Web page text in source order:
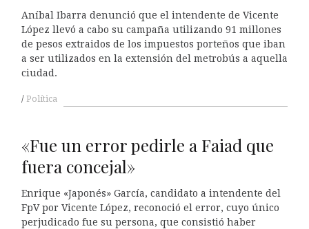
Aníbal Ibarra denunció que el intendente de Vicente
López llevó a cabo su campaña utilizando 91 millones
de pesos extraidos de los impuestos porteños que iban
a ser utilizados en la extensión del metrobús a aquella
ciudad.
Política
«Fue un error pedirle a Faiad que
fuera concejal»
Enrique «Japonés» García, candidato a intendente del
FpV por Vicente López, reconoció el error, cuyo único
perjudicado fue su persona, que consistió haber